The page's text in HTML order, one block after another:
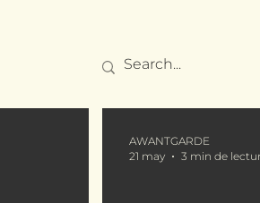
AWANTGARDE
21 may
3 min de